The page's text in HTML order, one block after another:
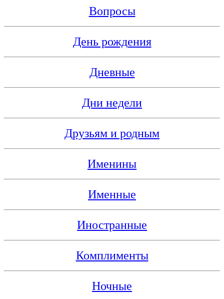
Вопросы
День рождения
Дневные
Дни недели
Друзьям и родным
Именины
Именные
Иностранные
Комплименты
Ночные